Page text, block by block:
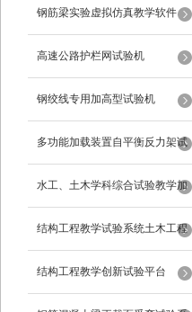
钢筋梁实验虚拟仿真教学软件
高速公路护栏网试验机
钢绞线专用加高型试验机
多功能加载装置自平衡反力架试
验系统
水工、土木学科综合试验教学加
载系统
结构工程教学试验系统土木工程
试验设备
结构工程教学创新试验平台